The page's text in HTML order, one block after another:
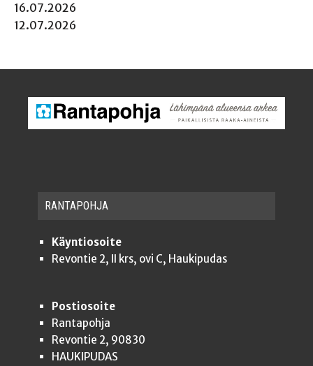
16.07.2026
12.07.2026
RAN­TA­POH­JA
Käyntiosoite
Revontie 2, II krs, ovi C, Haukipudas
Postiosoite
Rantapohja
Revontie 2, 90830
HAUKIPUDAS